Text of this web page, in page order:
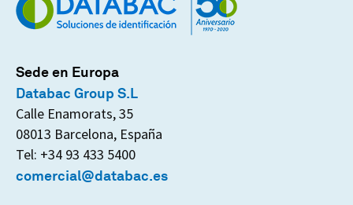
Sede en Europa
Databac Group S.L
Calle Enamorats, 35
08013 Barcelona, España
Tel: +34 93 433 5400
comercial@databac.es